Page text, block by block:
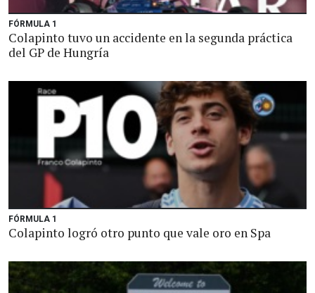
FÓRMULA 1
Colapinto tuvo un accidente en la segunda práctica
del GP de Hungría
FÓRMULA 1
Colapinto logró otro punto que vale oro en Spa